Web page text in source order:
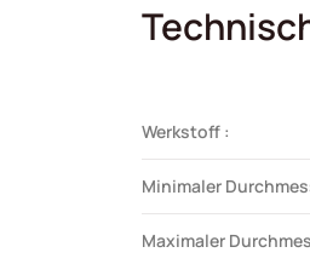
Werkstoff :
Minimaler
Maximaler